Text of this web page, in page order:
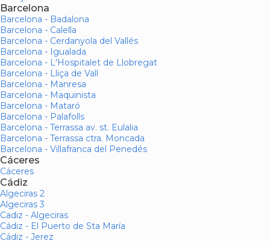
Barcelona
Barcelona - Badalona
Barcelona - Calella
Barcelona - Cerdanyola del Vallés
Barcelona - Igualada
Barcelona - L'Hospitalet de Llobregat
Barcelona - Lliça de Vall
Barcelona - Manresa
Barcelona - Maquinista
Barcelona - Mataró
Barcelona - Palafolls
Barcelona - Terrassa av. st. Eulalia
Barcelona - Terrassa ctra. Moncada
Barcelona - Villafranca del Penedés
Cáceres
Cáceres
Cádiz
Algeciras 2
Algeciras 3
Cadiz - Algeciras
Cádiz - El Puerto de Sta María
Cádiz - Jerez